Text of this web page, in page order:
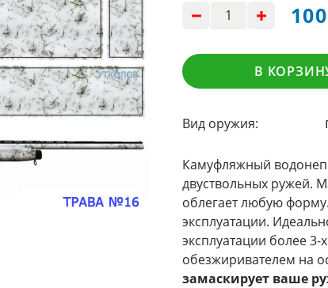
В
Вид оружия:
Камуфляжный
двуствольных ружей.
облегает любую
эксплуатации.
эксплуатации более 3-
обезжиривателем на
замаскирует ваше